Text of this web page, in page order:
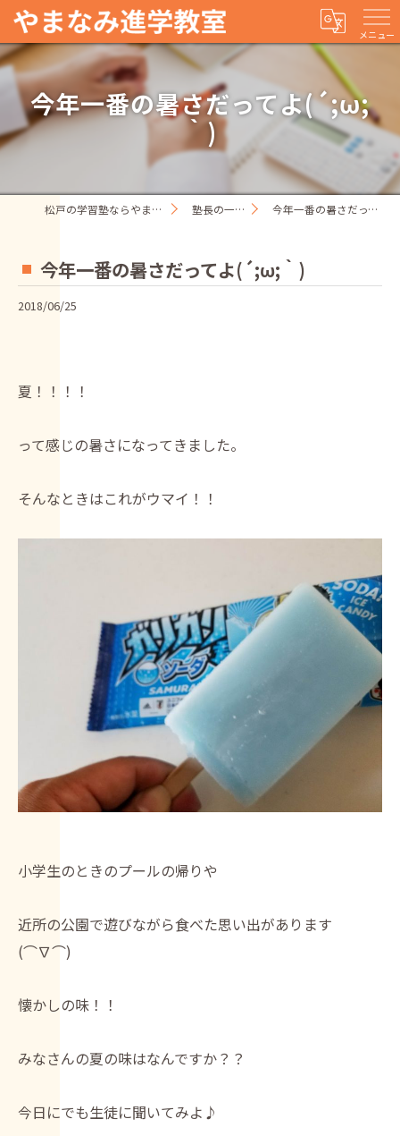
メニュー
今年一番の暑さだってよ(´;ω;
｀)
松戸の学習塾ならやまなみ進学教室 塾長の一人ごと 今年一番の暑さだってよ(´;ω;｀)
今年一番の暑さだってよ(´;ω;｀)
2018/06/25
夏！！！！
って感じの暑さになってきました。
そんなときはこれがウマイ！！
小学生のときのプールの帰りや
近所の公園で遊びながら食べた思い出があります
(⌒∇⌒)
懐かしの味！！
みなさんの夏の味はなんですか？？
今日にでも生徒に聞いてみよ♪